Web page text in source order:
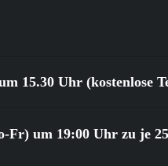
15.30 Uhr (kostenlose
um 19:00 Uhr zu je